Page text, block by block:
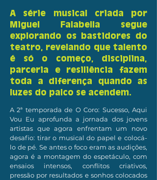
A série musical criada por
Miguel Falabella segue
explorando os bastidores do
teatro, revelando que talento
é só o começo, disciplina,
parceria e resiliência fazem
toda a diferença quando as
luzes do palco se acendem.
A 2ª temporada de O Coro: Sucesso, Aqui
Vou Eu aprofunda a jornada dos jovens
artistas que agora enfrentam um novo
desafio: tirar o musical do papel e colocá-
lo de pé. Se antes o foco eram as audições,
agora é a montagem do espetáculo, com
ensaios intensos, conflitos criativos,
pressão por resultados e sonhos colocados